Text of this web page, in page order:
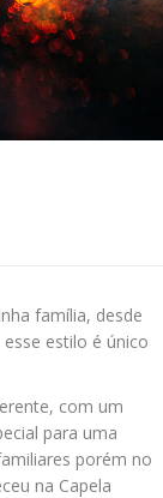
família, desde
estilo é único
com um
para uma
porém no
na Capela